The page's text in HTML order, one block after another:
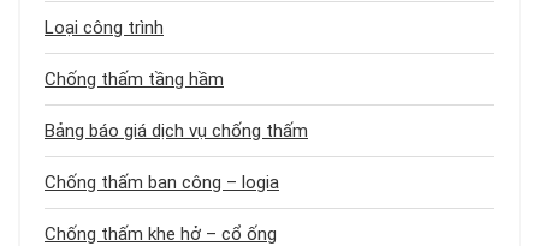
Loại công trình
Chống thấm tầng hầm
Bảng báo giá dịch vụ chống thấm
Chống thấm ban công – logia
Chống thấm khe hở – cổ ống